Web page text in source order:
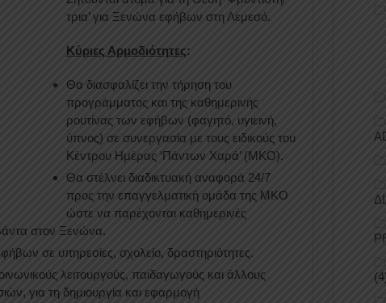
τρια’ για Ξενώνα εφήβων στη Λεμεσό.
Κύριες Αρμοδιότητες:
Θα διασφαλίζει την τήρηση του
προγράμματος και της καθημερινής
ρουτίνας των εφήβων (φαγητό, υγιεινή,
ύπνος) σε συνεργασία με τους ειδικούς του
Κέντρου Ημέρας ‘Πάντων Χαρά’ (ΜΚΟ).
Θα στέλνει διαδικτυακή αναφορά 24/7
προς την επαγγελματική ομάδα της ΜΚΟ
ώστε να παρέχονται καθημερινές
στον Ξενώνα.
σε υπηρεσίες, σχολείο, δραστηριότητες.
λειτουργούς, παιδαγωγούς και άλλους
για τη δημιουργία και εφαρμογή